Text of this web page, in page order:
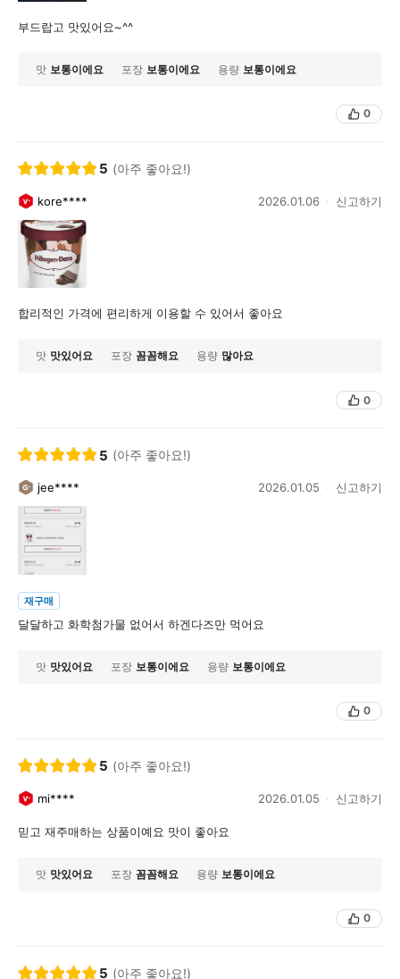
부드랍고 맛있어요~^^
맛 보통이에요 포장 보통이에요 용량 보통이에요
0
5 (아주 좋아요!)
kore**** 2026.01.06 신고하기
합리적인 가격에 편리하게 이용할 수 있어서 좋아요
맛 맛있어요 포장 꼼꼼해요 용량 많아요
0
5 (아주 좋아요!)
jee**** 2026.01.05 신고하기
재구매
달달하고 화학첨가물 없어서 하겐다즈만 먹어요
맛 맛있어요 포장 보통이에요 용량 보통이에요
0
5 (아주 좋아요!)
mi**** 2026.01.05 신고하기
믿고 재주매하는 상품이예요 맛이 좋아요
맛 맛있어요 포장 꼼꼼해요 용량 보통이에요
0
5 (아주 좋아요!)